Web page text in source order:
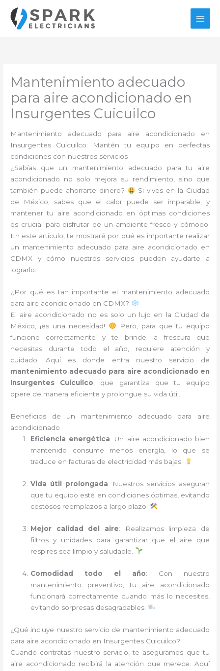
contenido
Mantenimiento adecuado
para aire acondicionado en
Insurgentes Cuicuilco
Mantenimiento adecuado para aire acondicionado en
Insurgentes Cuicuilco: Mantén tu equipo en perfectas
condiciones con nuestros servicios
¿Sabías que un mantenimiento adecuado para tu aire
acondicionado no solo mejora su rendimiento, sino que
también puede ahorrarte dinero?
Si vives en la Ciudad
de México, sabes que el calor puede ser imparable, y
mantener tu aire acondicionado en óptimas condiciones
es crucial para disfrutar de un ambiente fresco y cómodo.
En este artículo, te mostraré por qué es importante realizar
un mantenimiento adecuado para aire acondicionado en
CDMX y cómo nuestros servicios pueden ayudarte a
lograrlo.
¿Por qué es tan importante el mantenimiento adecuado
para aire acondicionado en CDMX?
El aire acondicionado no es solo un lujo en la Ciudad de
México, ¡es una necesidad!
Pero, para que tu equipo
funcione correctamente y te brinde la frescura que
necesitas durante todo el año, requiere atención y
cuidado. Aquí es donde entra nuestro servicio de
mantenimiento adecuado para aire acondicionado en
Insurgentes Cuicuilco , que garantiza que tu equipo
opere de manera eficiente y prolongue su vida útil.
Beneficios de un mantenimiento adecuado para aire
acondicionado
Eficiencia energética: Un aire acondicionado bien
mantenido consume menos energía, lo que se
traduce en facturas de electricidad más bajas.
Vida útil prolongada: Nuestros servicios aseguran
que tu equipo esté en condiciones óptimas, evitando
costosos reemplazos a largo plazo.
Mejor calidad del aire: Realizamos limpieza de
filtros y unidades para garantizar que el aire que
respires sea limpio y saludable.
Comodidad todo el año: Con nuestro
mantenimiento preventivo, tu aire acondicionado
funcionará correctamente cuando más lo necesites,
evitando sorpresas desagradables.
¿Qué incluye nuestro servicio de mantenimiento adecuado
para aire acondicionado en Insurgentes Cuicuilco?
Cuando contratas nuestro servicio, te aseguramos que tu
aire acondicionado recibirá la atención que merece. Aquí